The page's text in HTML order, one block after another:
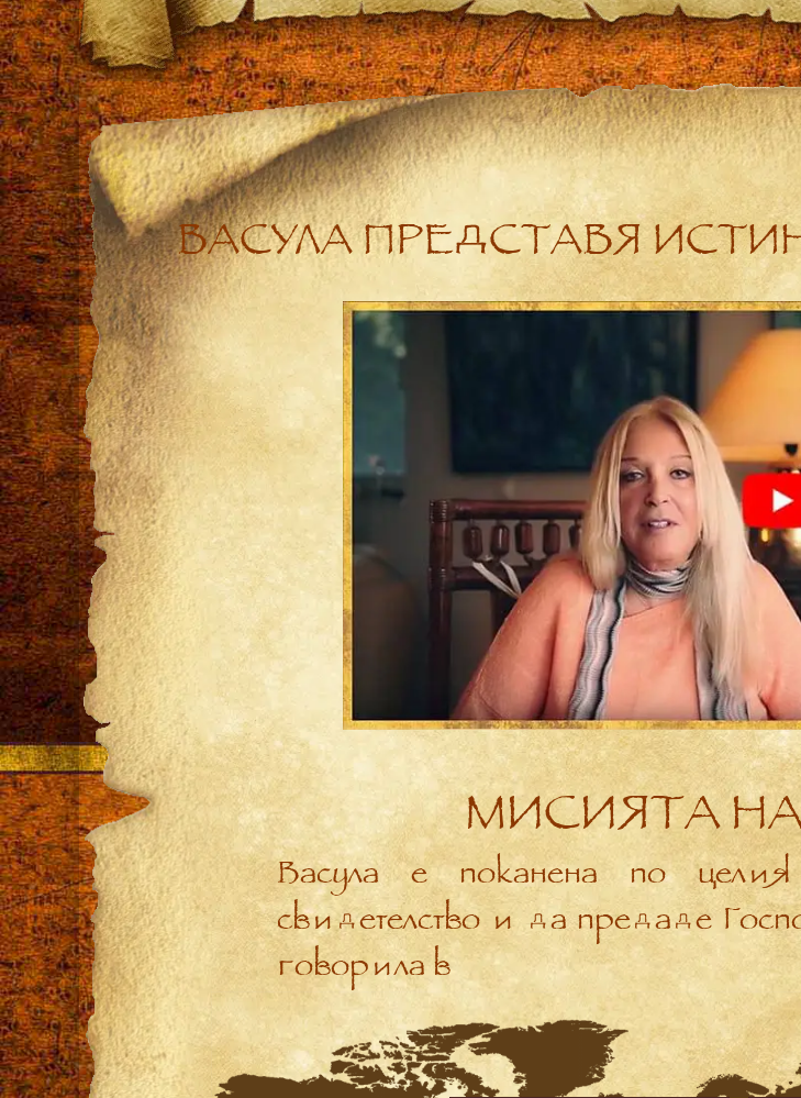
ВАСУЛА ПРЕДСТАВЯ
МИСИЯТА
Васула е поканена по
свидетелство и да предаде
говорила в